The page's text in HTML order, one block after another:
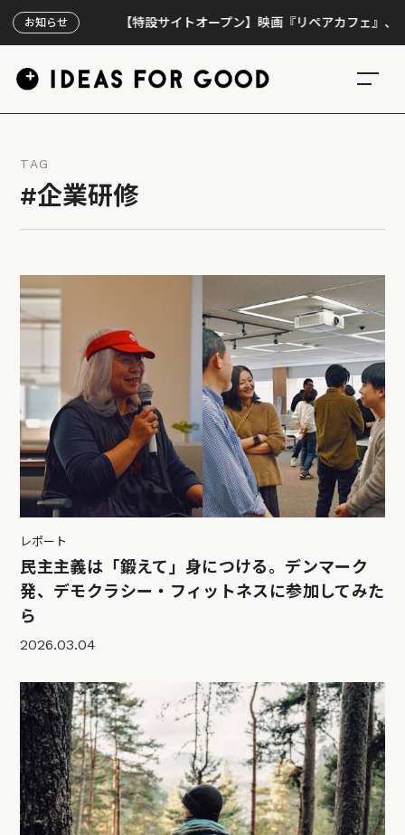
お知らせ 【特設サイトオープン】映画『リペアカフェ』、上映300
TAG
#企業研修
レポート
民主主義は「鍛えて」身につける。デンマーク
発、デモクラシー・フィットネスに参加してみた
ら
2026.03.04